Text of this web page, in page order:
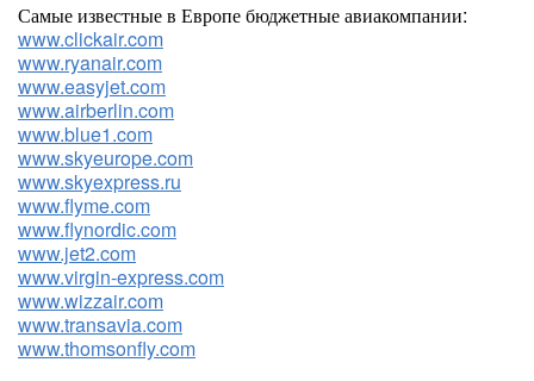
Самые известные в Европе бюджетные авиакомпании:
www.clickair.com
www.ryanair.com
www.easyjet.com
www.airberlin.com
www.blue1.com
www.skyeurope.com
www.skyexpress.ru
www.flyme.com
www.flynordic.com
www.jet2.com
www.virgin-express.com
www.wizzair.com
www.transavia.com
www.thomsonfly.com